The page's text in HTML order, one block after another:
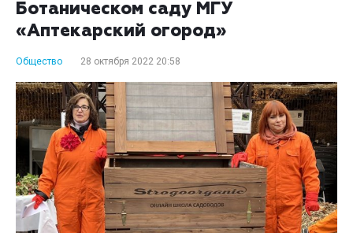
Ботаническом саду МГУ
«Аптекарский огород»
Общество 28 октября 2022 20:58